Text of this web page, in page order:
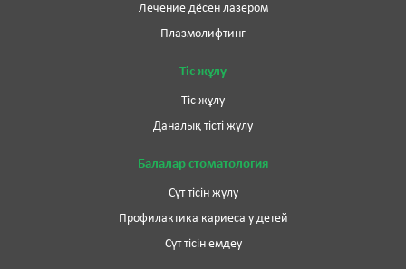
Лечение дёсен лазером
Плазмолифтинг
Тіс жұлу
Тіс жұлу
Даналық тісті жұлу
Балалар стоматология
Сүт тісін жұлу
Профилактика кариеса у детей
Сүт тісін емдеу